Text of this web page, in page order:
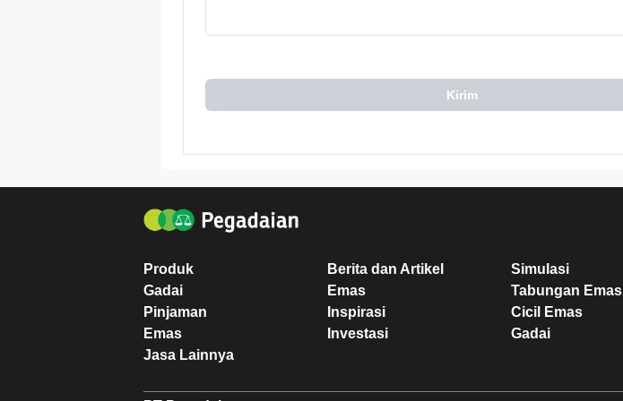
Kirim
Produk
Gadai
Pinjaman
Emas
Jasa Lainnya
Berita dan Artikel
Emas
Inspirasi
Investasi
Simulasi
Tabungan Emas
Cicil Emas
Gadai